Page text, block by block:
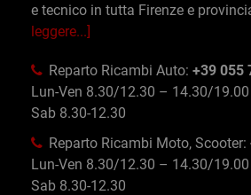
e tecnico in tutta Firenze e
leggere...]
Reparto Ricambi Auto: +39 055
Lun-Ven 8.30/12.30 – 14.30/19.00
Sab 8.30-12.30
Reparto Ricambi Moto, Scooter:
Lun-Ven 8.30/12.30 – 14.30/19.00
Sab 8.30-12.30